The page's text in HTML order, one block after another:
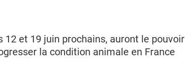
et 19 juin prochains, auront le pouvoir
la condition animale en France